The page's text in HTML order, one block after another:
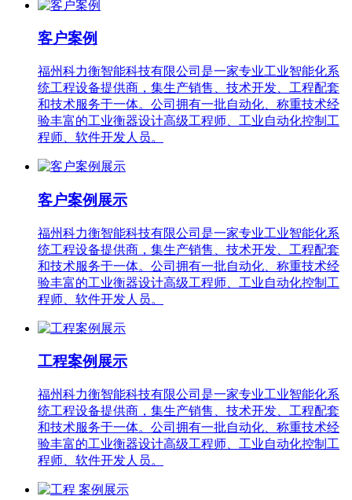
客户案例
福州科力衡智能科技有限公司是一家专业工业智能化系
统工程设备提供商，集生产销售、技术开发、工程配套
和技术服务于一体。公司拥有一批自动化、称重技术经
验丰富的工业衡器设计高级工程师、工业自动化控制工
程师、软件开发人员。
客户案例展示
福州科力衡智能科技有限公司是一家专业工业智能化系
统工程设备提供商，集生产销售、技术开发、工程配套
和技术服务于一体。公司拥有一批自动化、称重技术经
验丰富的工业衡器设计高级工程师、工业自动化控制工
程师、软件开发人员。
工程案例展示
福州科力衡智能科技有限公司是一家专业工业智能化系
统工程设备提供商，集生产销售、技术开发、工程配套
和技术服务于一体。公司拥有一批自动化、称重技术经
验丰富的工业衡器设计高级工程师、工业自动化控制工
程师、软件开发人员。